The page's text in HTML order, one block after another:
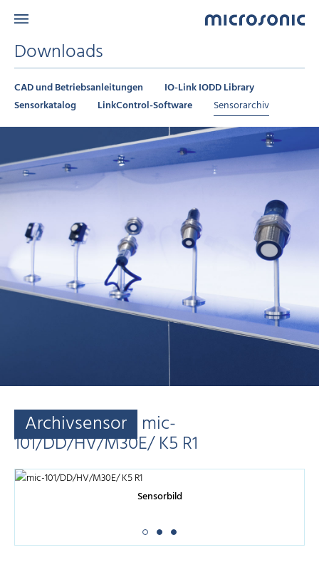
Downloads
CAD und Betriebsanleitungen
IO-Link IODD Library
Sensorkatalog
LinkControl-Software Sensorarchiv
Archivsensor mic-
101/DD/HV/M30E/ K5 R1
Sensorbild